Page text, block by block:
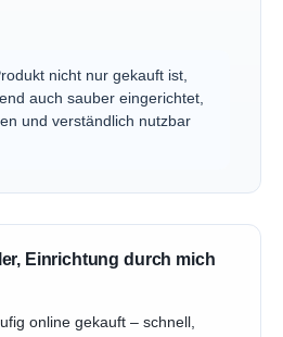
nicht nur gekauft ist,
auch sauber eingerichtet,
und verständlich nutzbar
Einrichtung durch mich
online gekauft – schnell,